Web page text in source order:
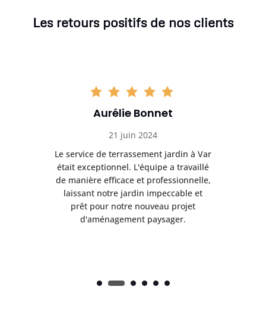
Les retours positifs de nos clients
Aurélie Bonnet
21 juin 2024
Le service de terrassement jardin à Var
était exceptionnel. L'équipe a travaillé
de manière efficace et professionnelle,
laissant notre jardin impeccable et
prêt pour notre nouveau projet
d'aménagement paysager.